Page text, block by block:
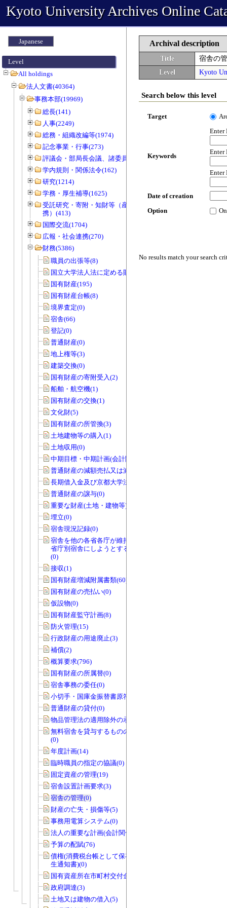
Kyoto University Archives Online
Japanese
Level
All holdings
法人文書(40364)
事務本部(19969)
総長(141)
人事(2249)
総務・組織改編等(1974)
記念事業・行事(273)
評議会・部局長会議、諸委員会等(1466)
学内規則・関係法令(162)
研究(1214)
学務・厚生補導(1625)
受託研究・寄附・知財等（産官学連
携）(413)
国際交流(1704)
広報・社会連携(270)
財務(5386)
職員の出張等(8)
国立大学法人法に定める財務諸表等(3)
国有財産(195)
国有財産台帳(8)
境界査定(0)
宿舎(66)
登記(0)
普通財産(0)
地上権等(3)
建築交換(0)
国有財産の寄附受入(2)
船舶・航空機(1)
国有財産の交換(1)
文化財(5)
国有財産の所管換(3)
土地建物等の購入(1)
土地収用(0)
中期目標・中期計画(会計関係)(0)
普通財産の減額売払又は減額貸付(0)
長期借入金及び京都大学法人債(0)
普通財産の譲与(0)
重要な財産(土地・建物等)(0)
埋立(0)
宿舎現況記録(0)
宿舎を他の各省各庁が維持管理を行う
省庁別宿舎にしようとする場合のもの
(0)
接収(1)
国有財産増減附属書類(60)
国有財産の売払い(0)
仮設物(0)
国有財産監守計画(8)
防火管理(15)
行政財産の用途廃止(3)
補償(2)
概算要求(796)
国有財産の所属替(0)
宿舎事務の委任(0)
小切手・国庫金振替書原符(1)
普通財産の貸付(0)
物品管理法の適用除外の承認(1)
無料宿舎を貸与するものの指定の協議
(0)
年度計画(14)
臨時職員の指定の協議(0)
固定資産の管理(19)
宿舎設置計画要求(3)
宿舎の管理(0)
財産の亡失・損傷等(5)
事務用電算システム(0)
法人の重要な計画(会計関係)(0)
予算の配賦(76)
債権(消費税台帳として保存する債権発
生通知書)(0)
国有資産所在市町村交付金(1)
政府調達(3)
土地又は建物の借入(5)
Archival description
Title
宿舎の
Level
Kyoto
Search below this level
Target
Keywords
Enter
Enter
Enter
Date of creation
Option
No results match your search